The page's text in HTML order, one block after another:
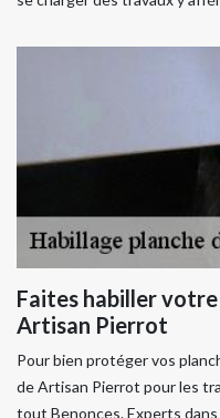
Faites habiller
Artisan Pierrot
Pour bien protéger vos
de Artisan Pierrot pour les
tout Benonces. Experts